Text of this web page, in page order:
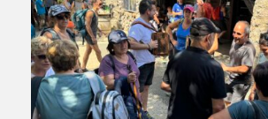
baliatzen gara. Ohar hau onartuz gero,
erabiltzeko baimen esplizitua ematen
irakurri